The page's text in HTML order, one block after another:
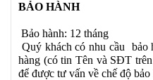
BẢO HÀNH
Bảo hành: 12 tháng
Quý khách có nhu cầu bảo
hàng (có tin Tên và SĐT
để được tư vấn về chế độ bảo